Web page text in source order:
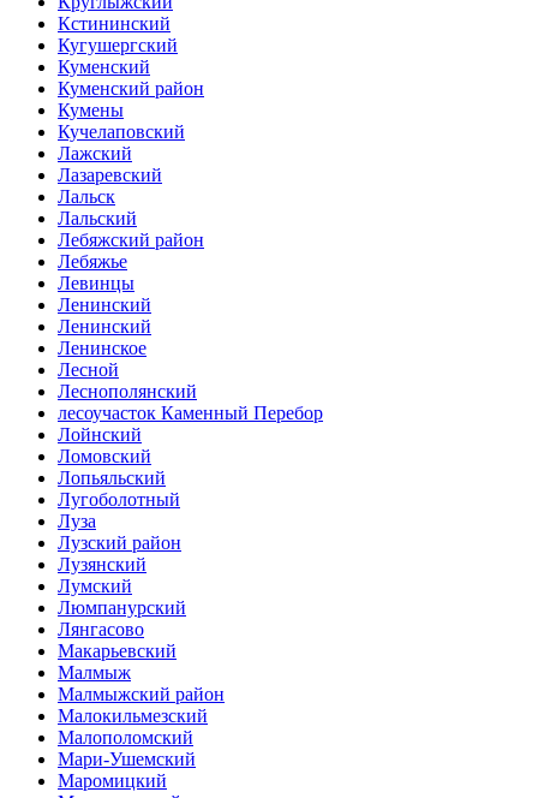
Кстининский
Кугушергский
Куменский
Куменский район
Кумены
Кучелаповский
Лажский
Лазаревский
Лальск
Лальский
Лебяжский район
Лебяжье
Левинцы
Ленинский
Ленинский
Ленинское
Лесной
Леснополянский
лесоучасток Каменный Перебор
Лойнский
Ломовский
Лопьяльский
Лугоболотный
Луза
Лузский район
Лузянский
Лумский
Люмпанурский
Лянгасово
Макарьевский
Малмыж
Малмыжский район
Малокильмезский
Малополомский
Мари-Ушемский
Маромицкий